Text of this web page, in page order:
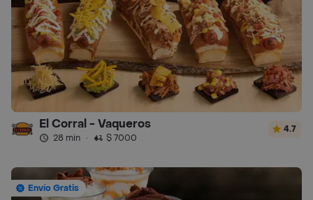
El Corral - Vaqueros
28 min · $ 7000
4.7
Envío Gratis